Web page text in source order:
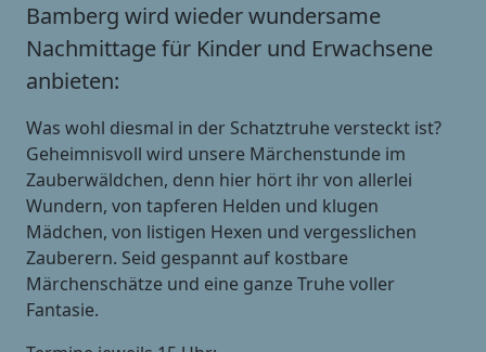
Bamberg wird wieder wundersame
Nachmittage für Kinder und Erwachsene
anbieten:
Was wohl diesmal in der Schatztruhe versteckt ist?
Geheimnisvoll wird unsere Märchenstunde im
Zauberwäldchen, denn hier hört ihr von allerlei
Wundern, von tapferen Helden und klugen
Mädchen, von listigen Hexen und vergesslichen
Zauberern. Seid gespannt auf kostbare
Märchenschätze und eine ganze Truhe voller
Fantasie.